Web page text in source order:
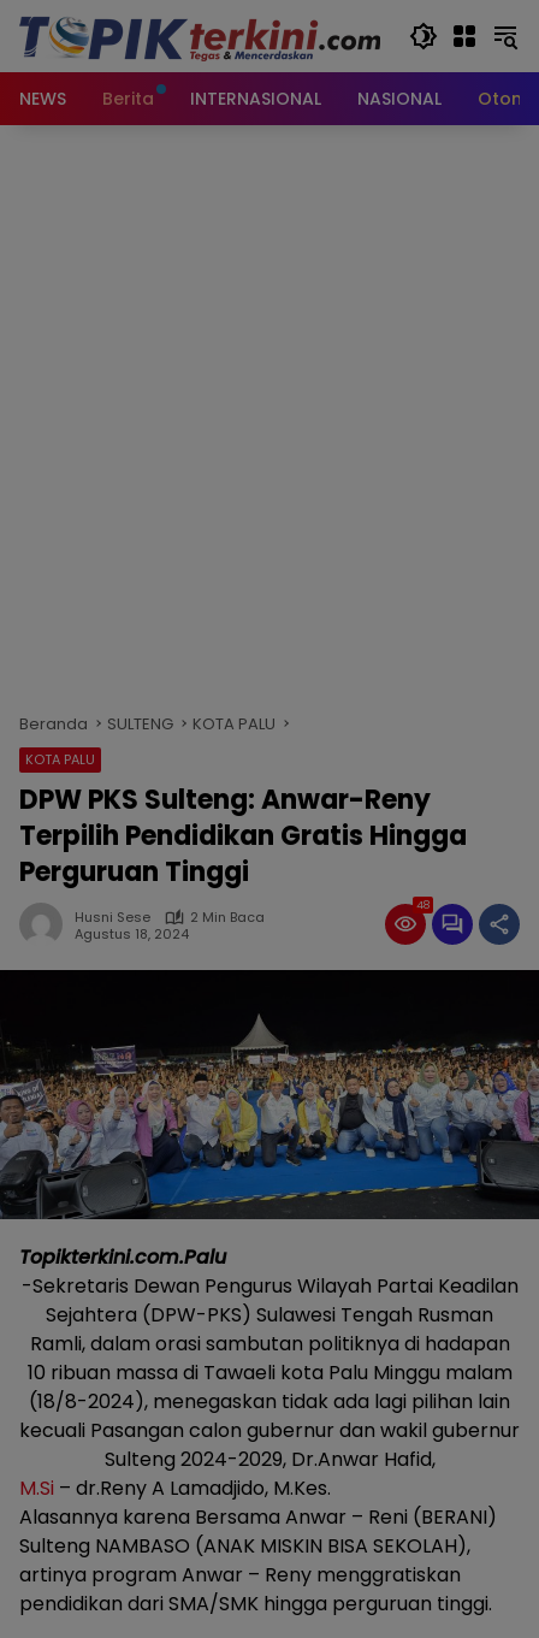
Langsung
konten
NEWS
Berita INTERNASIONAL NASIONAL
Beranda SULTENG KOTA PALU
KOTA PALU
DPW PKS Sulteng: Anwar-Reny
Terpilih Pendidikan Gratis Hingga
Perguruan Tinggi
Husni Sese
2 Min Baca
Agustus 18, 2024
48
Topikterkini.com.Palu
-Sekretaris Dewan Pengurus Wilayah Partai Keadilan
Sejahtera (DPW-PKS) Sulawesi Tengah Rusman
Ramli, dalam orasi sambutan politiknya di hadapan
10 ribuan massa di Tawaeli kota Palu Minggu malam
(18/8-2024), menegaskan tidak ada lagi pilihan lain
kecuali Pasangan calon gubernur dan wakil gubernur
Sulteng 2024-2029, Dr.Anwar Hafid,
M.Si – dr.Reny A Lamadjido, M.Kes.
Alasannya karena Bersama Anwar – Reni (BERANI)
Sulteng NAMBASO (ANAK MISKIN BISA SEKOLAH),
artinya program Anwar – Reny menggratiskan
pendidikan dari SMA/SMK hingga perguruan tinggi.